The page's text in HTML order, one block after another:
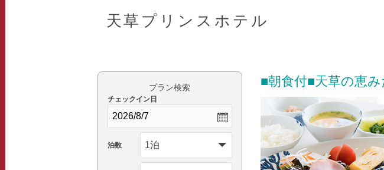
天草プリンスホテル
■朝食付■天草の恵
プラン検索
チェックイン日
泊数